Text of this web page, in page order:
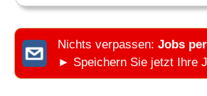
Nichts verpassen: Jobs
► Speichern Sie jetzt Ihre